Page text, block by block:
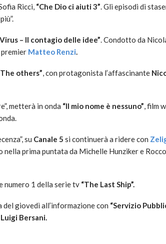
Ricci, “Che Dio ci aiuti 3”. Gli episodi di
– Il contagio delle idee”. Condotto da
Matteo Renzi.
others”, con protagonista l’affascinante
metterà in onda “Il mio nome è nessuno”, film
su Canale 5 si continuerà a ridere con
prima puntata da Michelle Hunziker e Rocco
numero 1 della serie tv “The Last Ship”.
del giovedì all’informazione con “Servizio
Bersani.
quale
785
MG alle Final 8 di
passione per